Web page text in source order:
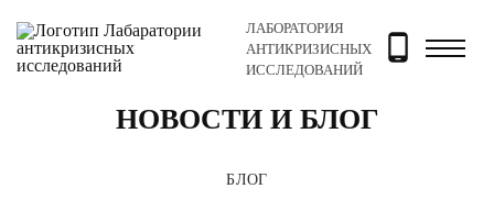
ЛАБОРАТОРИЯ
АНТИКРИЗИСНЫХ
ИССЛЕДОВАНИЙ
Главная Новости и блог
НОВОСТИ И БЛОГ
БЛОГ